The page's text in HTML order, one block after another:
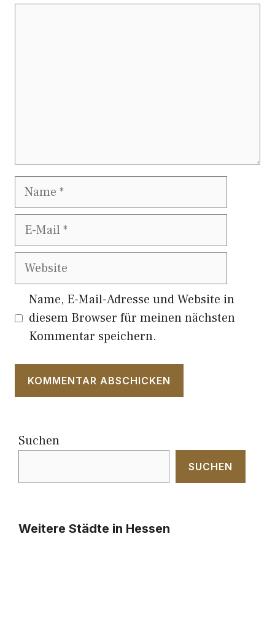
Name
E-
Website
Name, E-Mail-Adresse und Website in
diesem Browser für meinen nächsten
Kommentar speichern.
Suchen
SUCHEN
Weitere Städte in Hessen